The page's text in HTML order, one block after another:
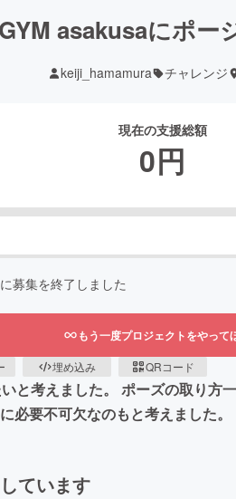
asakusaにポー
keiji_hamamura チャレンジ
現在の支援総額
0円
に募集を終了しました
もう一度プロジェクトをやって
埋め込み QRコード
と考えました。 ポーズの取り方
必要不可欠なのもと考えました。
ています